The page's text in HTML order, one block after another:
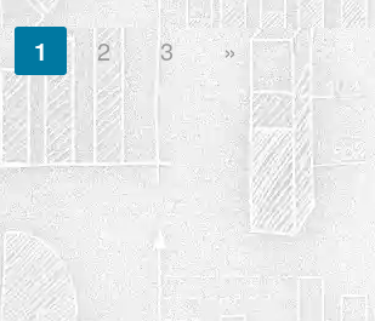
1 2 3 »